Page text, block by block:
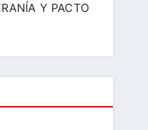
Y PACTO